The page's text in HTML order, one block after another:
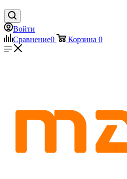
Войти
Сравнение0 Корзина 0